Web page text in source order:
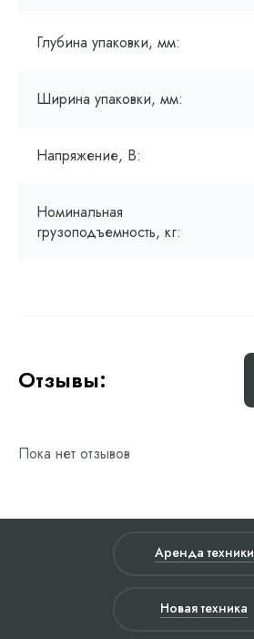
Глубина упаковки, мм:
Ширина упаковки, мм:
Напряжение, В:
Номинальная
грузоподъемность, кг:
Отзывы:
Пока нет отзывов
Аренда техники
Новая техника